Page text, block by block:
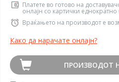
Платете во готово на
онлајн со картички
Враќањето на производот е
Како да нарачате онлајн?
ПРОИЗВОДОТ